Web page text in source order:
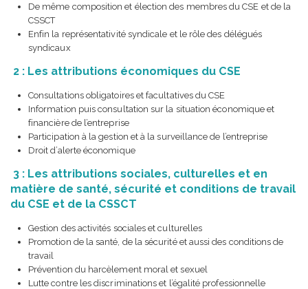
De même composition et élection des membres du CSE et de la
CSSCT
Enfin la représentativité syndicale et le rôle des délégués
syndicaux
2 : Les attributions économiques du CSE
Consultations obligatoires et facultatives du CSE
Information puis consultation sur la situation économique et
financière de l’entreprise
Participation à la gestion et à la surveillance de l’entreprise
Droit d’alerte économique
3 : Les attributions sociales, culturelles et en
matière de santé, sécurité et conditions de travail
du CSE et de la CSSCT
Gestion des activités sociales et culturelles
Promotion de la santé, de la sécurité et aussi des conditions de
travail
Prévention du harcèlement moral et sexuel
Lutte contre les discriminations et l’égalité professionnelle